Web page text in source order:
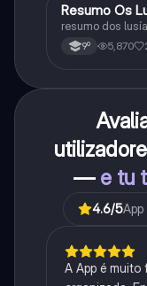
Português
Resumo Os
resumo dos
9º 5,870
— e tu
4.6/5
A App é muito